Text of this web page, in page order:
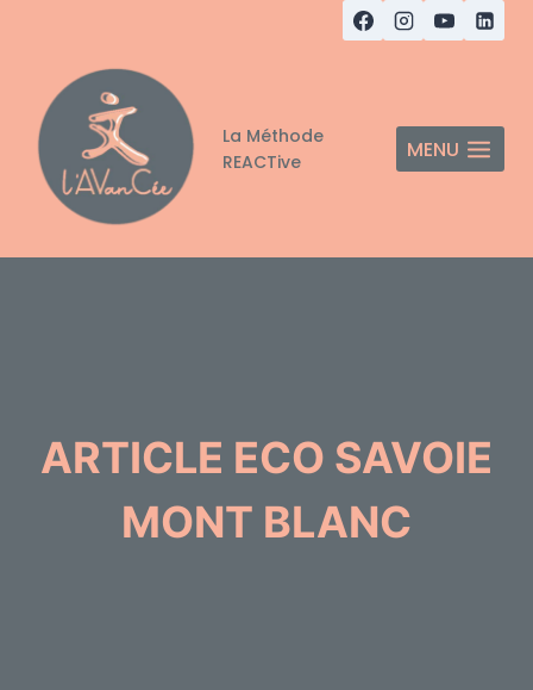
contenu
La Méthode
REACTive
MENU
ARTICLE ECO SAVOIE
MONT BLANC